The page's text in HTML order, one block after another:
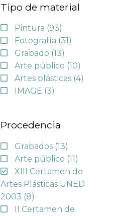
Tipo de material
Pintura (93)
Fotografía (31)
Grabado (13)
Arte público (10)
Artes plásticas (4)
IMAGE (3)
Procedencia
Grabados (13)
Arte público (11)
XIII Certamen de
Artes Plásticas UNED
2003 (8)
II Certamen de